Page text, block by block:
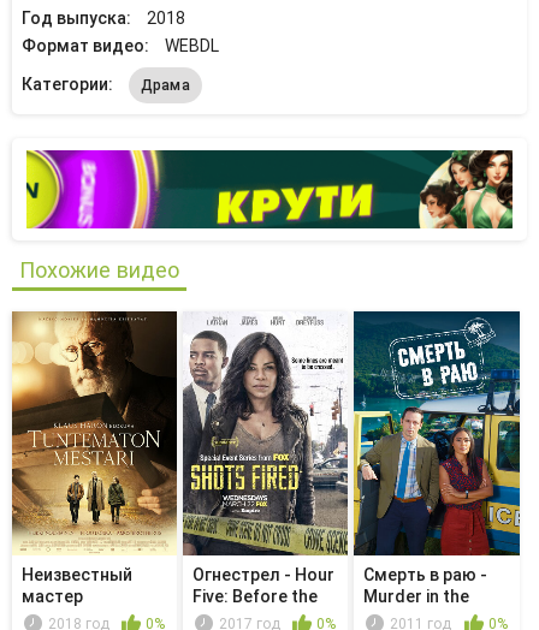
Год выпуска:
2018
Формат видео:
WEBDL
Категории:
Драма
Похожие видео
Неизвестный
мастер
2018 год 0%
Огнестрел - Hour
Five: Before the
Storm2017 год 0%
Смерть в раю -
Murder in the
Polls2011 год 0%